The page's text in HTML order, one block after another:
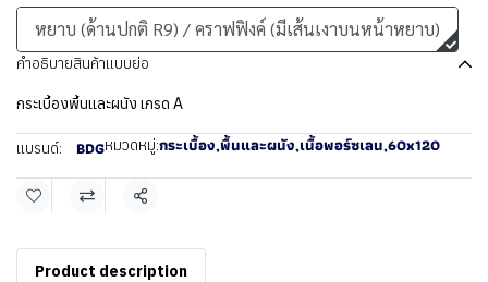
หยาบ (ด้านปกติ R9) / คราฟฟิงค์ (มีเส้นเงาบนหน้าหยาบ)
คำอธิบายสินค้าแบบย่อ
กระเบื้องพื้นและผนัง เกรด A
แบรนด์: BDGหมวดหมู่:กระเบื้อง,พื้นและผนัง,เนื้อพอร์ซเลน,60x120
แชร์
Product description